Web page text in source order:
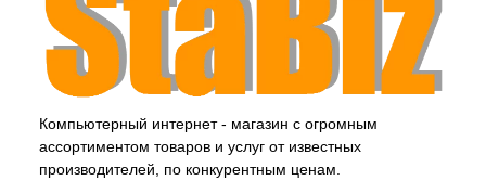
Компьютерный интернет - магазин с огромным
ассортиментом товаров и услуг от известных
производителей, по конкурентным ценам.